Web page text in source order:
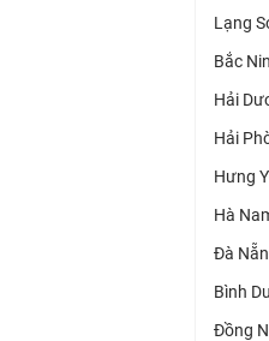
Lạng
Bắc
Hải
Hải
Hưng
Hà
Đà
Bình
Đồng